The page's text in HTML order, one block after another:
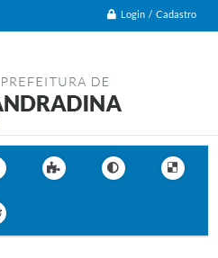
Login / Cadastro